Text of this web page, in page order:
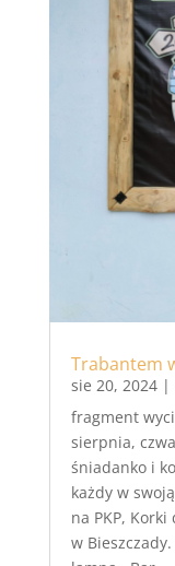
Trabantem
sie 20, 2024|
fragment
sierpnia,
śniadanko i
każdy w
na PKP,
w